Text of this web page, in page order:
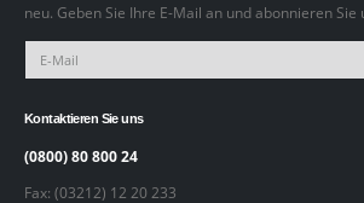
neu. Geben Sie Ihre E-Mail an und abonnieren
Kontaktieren Sie uns
(0800) 80 800 24
Fax: (03212) 12 20 233